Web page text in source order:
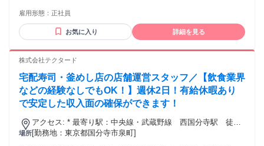
に一律で支払われるその他手当金額：なし ・昇給あり ・賞与
り上手な方 ✅コツコツ丁寧に取り組める方 ✅チームワークを
大切にできる方 年齢の条件と理由：あり（例外事由3号のイ・
39歳未満（長期勤続によるキャリア形成のため））
雇用形態： 正社員
お気に入り 詳細を見る
株式会社テクタード
宅配寿司・釜めし店の店舗運営スタッフ／【飲食業界
などの経験なしでもOK！】週休2日！有給休暇あり
で安定した収入面の確保ができます！
場所
アクセス: * 最寄り駅：中央線・武蔵野線 西国分寺駅 徒歩
１分 * その他交通手段：自転車通勤可
[勤務地：東京都国分寺市泉町]